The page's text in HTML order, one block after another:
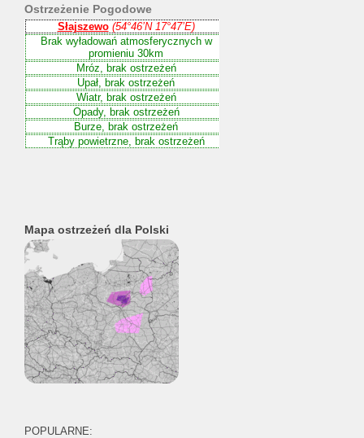
Ostrzeżenie Pogodowe
Mapa ostrzeżeń dla Polski
POPULARNE: